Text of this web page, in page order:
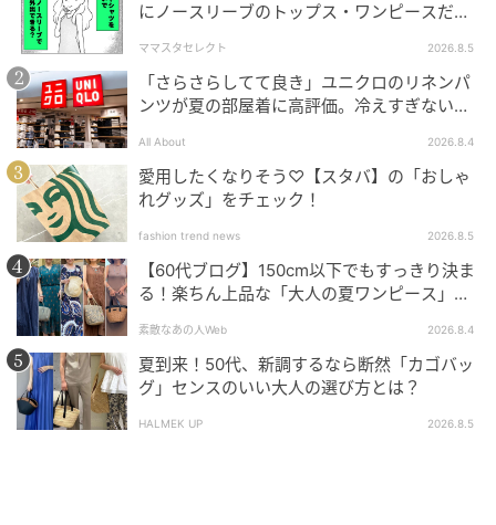
4枚のカードが入るポケットと、小銭入れ、お札スペー
スも用意。カードスペースの手前に仕切りもあり、チ
ケットなどを入れることができます。
ショルダーを短くすればバッグの置き場に◎
にノースリーブのトップス・ワンピースだけ
ママスタセレクト 2026.8.5
「さらさらしてて良き」ユニクロのリネンパ
ンツが夏の部屋着に高評価。冷えすぎない肌
All About 2026.8.4
愛用したくなりそう♡【スタバ】の「おしゃ
れグッズ」をチェック！
fashion trend news 2026.8.5
【60代ブログ】150cm以下でもすっきり決ま
る！楽ちん上品な「大人の夏ワンピース」コ
素敵なあの人Web 2026.8.4
夏到来！50代、新調するなら断然「カゴバッ
グ」センスのいい大人の選び方とは？
HALMEK UP 2026.8.5